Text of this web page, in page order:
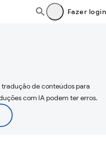
Fazer login
de conteúdos para
com IA podem ter erros.